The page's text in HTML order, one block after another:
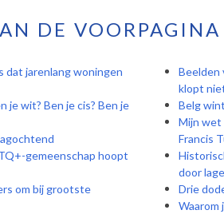
DE
dat jarenlang woningen
je wit? Ben je cis? Ben je
gemeenschap hoopt
om bij grootste
Beelden
klopt
Belg
Mijn wet
Francis
door
Drie
Waarom